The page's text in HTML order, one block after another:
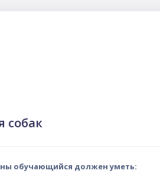
собак
обучающийся должен уметь: